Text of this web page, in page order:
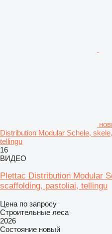
Distribution Modular Schele,
tellingu
16
ВИДЕО
Plettac Distribution Modular
scaffolding, pastoliai, tellingu
Цена по запросу
Строительные леса
2026
Состояние новый